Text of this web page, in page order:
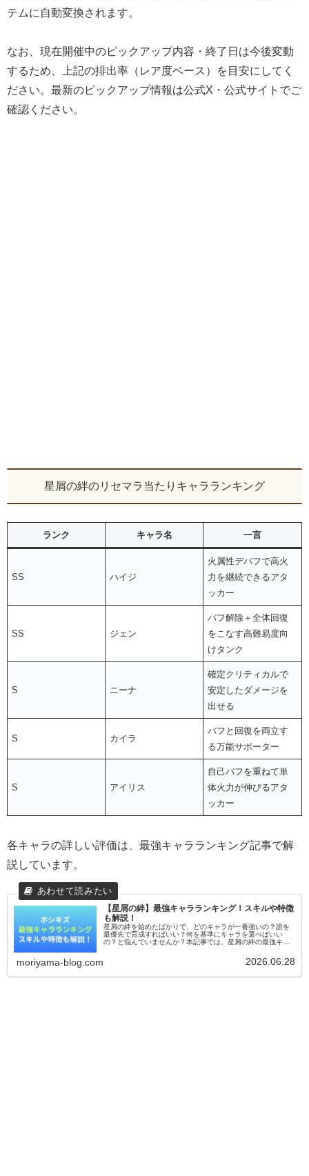
テムに自動変換されます。
なお、現在開催中のピックアップ内容・終了日は今後変動
するため、上記の排出率（レア度ベース）を目安にしてく
ださい。最新のピックアップ情報は公式X・公式サイトでご
確認ください。
星屑の絆のリセマラ当たりキャラランキング
ランク キャラ名 一言
SS ハイジ
火属性デバフで高火
力を継続できるアタ
ッカー
SS ジェン
バフ解除＋全体回復
をこなす高難易度向
けタンク
S ニーナ
確定クリティカルで
安定したダメージを
出せる
S カイラ
バフと回復を両立す
る万能サポーター
S アイリス
自己バフを重ねて単
体火力が伸びるアタ
ッカー
各キャラの詳しい評価は、最強キャラランキング記事で解
説しています。
【星屑の絆】最強キャラランキング！スキルや特徴
も解説！
星屑の絆を始めたばかりで、どのキャラが一番強いの？誰を
最優先で育成すればいい？何を基準にキャラを選べばいい
の？と悩んでいませんか？本記事では、星屑の絆の最強キャ
moriyama-blog.com 2026.06.28